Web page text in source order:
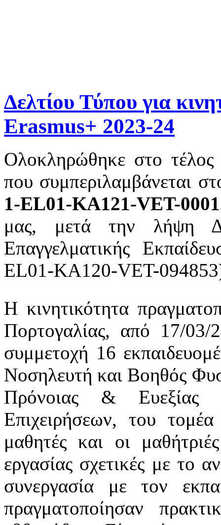
Δελτίου Τύπου για
Erasmus+ 2023-24
Ολοκληρώθηκε στο
που συμπεριλαμβάνεται
1-EL01-KA121-VET-
μας, μετά την λήψη
Επαγγελματικής
EL01-KA120-VET-
Η κινητικότητα
Πορτογαλίας, από 17/
συμμετοχή 16
Νοσηλευτή και Βοηθός
Πρόνοιας & Ευεξίας
Επιχειρήσεων, του
μαθητές και οι
εργασίας σχετικές με το
συνεργασία με τον
πραγματοποίησαν